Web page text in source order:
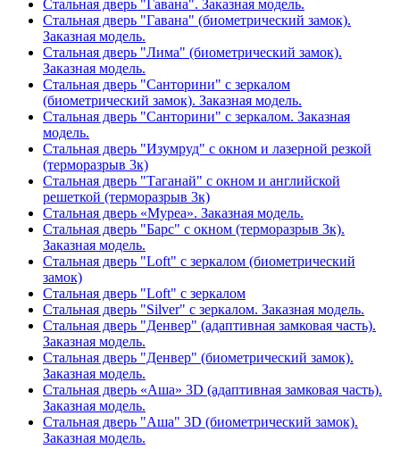
Стальная дверь "Гавана". Заказная модель.
Стальная дверь "Гавана" (биометрический замок).
Заказная модель.
Стальная дверь "Лима" (биометрический замок).
Заказная модель.
Стальная дверь "Санторини" с зеркалом
(биометрический замок). Заказная модель.
Стальная дверь "Санторини" с зеркалом. Заказная
модель.
Стальная дверь "Изумруд" с окном и лазерной резкой
(терморазрыв 3к)
Стальная дверь "Таганай" с окном и английской
решеткой (терморазрыв 3к)
Стальная дверь «Муреа». Заказная модель.
Стальная дверь "Барс" с окном (терморазрыв 3к).
Заказная модель.
Стальная дверь "Loft" с зеркалом (биометрический
замок)
Стальная дверь "Loft" с зеркалом
Стальная дверь "Silver" с зеркалом. Заказная модель.
Стальная дверь "Денвер" (адаптивная замковая часть).
Заказная модель.
Стальная дверь "Денвер" (биометрический замок).
Заказная модель.
Стальная дверь «Аша» 3D (адаптивная замковая часть).
Заказная модель.
Стальная дверь "Аша" 3D (биометрический замок).
Заказная модель.